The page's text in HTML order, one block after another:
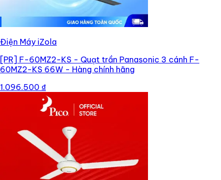
Điện Máy iZola
[PR] F-60MZ2-KS - Quạt trần Panasonic 3 cánh F-
60MZ2-KS 66W - Hàng chính hãng
1.096.500 ₫